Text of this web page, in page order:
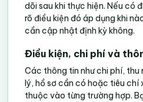
dõi sau khi thực hiện. Nếu có
rõ điều kiện đó áp dụng khi
cần cập nhật định kỳ không.
Điều kiện, chi phí và
Các thông tin như chi phí, thu
lý, hồ sơ cần có hoặc tiêu
thuộc vào từng trường hợp.